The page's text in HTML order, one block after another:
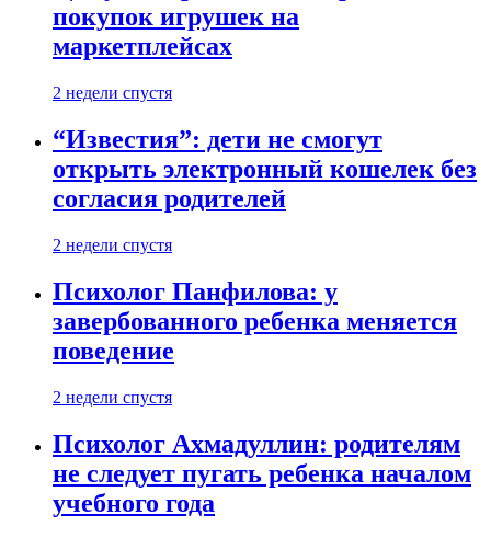
покупок игрушек на
маркетплейсах
2 недели спустя
“Известия”: дети не смогут
открыть электронный кошелек без
согласия родителей
2 недели спустя
Психолог Панфилова: у
завербованного ребенка меняется
поведение
2 недели спустя
Психолог Ахмадуллин: родителям
не следует пугать ребенка началом
учебного года